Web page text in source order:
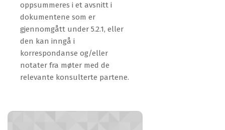
oppsummeres i et avsnitt i
dokumentene som er
gjennomgått under 5.2.1, eller
den kan inngå i
korrespondanse og/eller
notater fra møter med de
relevante konsulterte partene.